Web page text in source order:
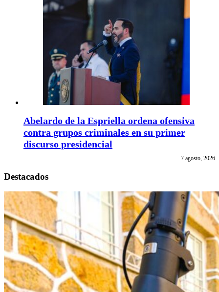
Abelardo de la Espriella ordena ofensiva
contra grupos criminales en su primer
discurso presidencial
7 agosto, 2026
Destacados